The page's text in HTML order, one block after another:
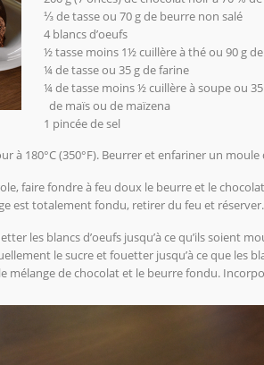
⅓ de tasse ou 70 g de beurre non salé
4 blancs d’oeufs
½ tasse moins 1½ cuillère à thé ou 90 g
¼ de tasse ou 35 g de farine
¼ de tasse moins ½ cuillère à soupe ou
de maïs ou de maïzena
1 pincée de sel
à 180°C (350°F). Beurrer et enfariner un
faire fondre à feu doux le beurre et le
est totalement fondu, retirer du feu et réserver.
les blancs d’oeufs jusqu’à ce qu’ils soient
le sucre et fouetter jusqu’à ce que les
mélange de chocolat et le beurre fondu.